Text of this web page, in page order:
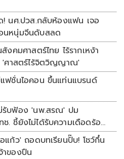
! นศ.ปวส.กลับห้องแฟน เจอ
นหนุ่มจีนดับสลด
งคมศาสตร์ไทย ไร้รากเหง้า
'ศาสตร์ไร้จิตวิญญาณ'
ฟชั่นไอคอน ขึ้นแท่นแบรนด์
รับฟ้อง 'นพ.สรณ' ปม
ชี้ยังไม่ได้รับความเดือดร้อน
แก้ว' ถอดบทเรียนปั๊บ! โชว์กึ๋น
าของปืน